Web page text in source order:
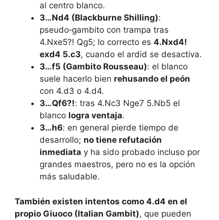
al centro blanco.
3…Nd4 (Blackburne Shilling):
pseudo‑gambito con trampa tras
4.Nxe5?! Qg5; lo correcto es 4.Nxd4!
exd4 5.c3, cuando el ardid se desactiva.
3…f5 (Gambito Rousseau): el blanco
suele hacerlo bien rehusando el peón
con 4.d3 o 4.d4.
3…Qf6?!: tras 4.Nc3 Nge7 5.Nb5 el
blanco logra ventaja.
3…h6: en general pierde tiempo de
desarrollo; no tiene refutación
inmediata y ha sido probado incluso por
grandes maestros, pero no es la opción
más saludable.
También existen intentos como 4.d4 en el
propio Giuoco (Italian Gambit), que pueden